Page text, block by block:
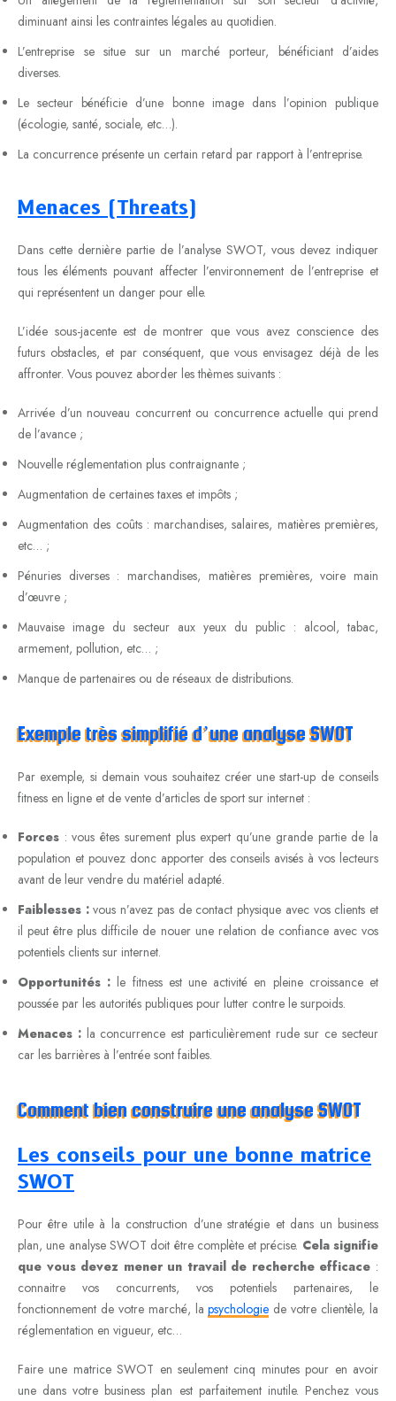
diminuant ainsi les contraintes légales au quotidien.
L’entreprise se situe sur un marché porteur, bénéficiant d’aides
diverses.
Le secteur bénéficie d’une bonne image dans l’opinion publique
(écologie, santé, sociale, etc…).
La concurrence présente un certain retard par rapport à l’entreprise.
Menaces (Threats)
Dans cette dernière partie de l’analyse SWOT, vous devez indiquer
tous les éléments pouvant affecter l’environnement de l’entreprise et
qui représentent un danger pour elle.
L’idée sous-jacente est de montrer que vous avez conscience des
futurs obstacles, et par conséquent, que vous envisagez déjà de les
affronter. Vous pouvez aborder les thèmes suivants :
Arrivée d’un nouveau concurrent ou concurrence actuelle qui prend
de l’avance ;
Nouvelle réglementation plus contraignante ;
Augmentation de certaines taxes et impôts ;
Augmentation des coûts : marchandises, salaires, matières premières,
etc… ;
Pénuries diverses : marchandises, matières premières, voire main
d’œuvre ;
Mauvaise image du secteur aux yeux du public : alcool, tabac,
armement, pollution, etc… ;
Manque de partenaires ou de réseaux de distributions.
Exemple très simplifié d’une analyse SWOT
Par exemple, si demain vous souhaitez créer une start-up de conseils
fitness en ligne et de vente d’articles de sport sur internet :
Forces : vous êtes surement plus expert qu’une grande partie de la
population et pouvez donc apporter des conseils avisés à vos lecteurs
avant de leur vendre du matériel adapté.
Faiblesses :vous n’avez pas de contact physique avec vos clients et
il peut être plus difficile de nouer une relation de confiance avec vos
potentiels clients sur internet.
Opportunités : le fitness est une activité en pleine croissance et
poussée par les autorités publiques pour lutter contre le surpoids.
Menaces :la concurrence est particulièrement rude sur ce secteur
car les barrières à l’entrée sont faibles.
Comment bien construire une analyse SWOT
Les conseils pour une bonne matrice
SWOT
Pour être utile à la construction d’une stratégie et dans un business
plan, une analyse SWOT doit être complète et précise. Cela signifie
que vous devez mener un travail de recherche efficace :
connaitre vos concurrents, vos potentiels partenaires, le
fonctionnement de votre marché, lapsychologie de votre clientèle, la
réglementation en vigueur, etc…
Faire une matrice SWOT en seulement cinq minutes pour en avoir
une dans votre business plan est parfaitement inutile. Penchez vous